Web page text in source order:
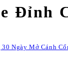
Đỉnh
30 Ngày Mở Cánh